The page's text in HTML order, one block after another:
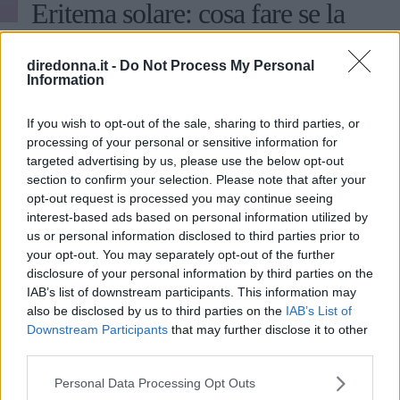
diredonna.it - Do Not Process My Personal
Information
If you wish to opt-out of the sale, sharing to third parties, or
processing of your personal or sensitive information for
targeted advertising by us, please use the below opt-out
section to confirm your selection. Please note that after your
opt-out request is processed you may continue seeing
interest-based ads based on personal information utilized by
us or personal information disclosed to third parties prior to
your opt-out. You may separately opt-out of the further
disclosure of your personal information by third parties on the
IAB’s list of downstream participants. This information may
also be disclosed by us to third parties on the IAB’s List of
Downstream Participants that may further disclose it to other
Please note that this website/app uses one or more Google
Personal Data Processing Opt Outs
Eritema solare: cosa fare se la
raggi UV
I sintomi e i rimedi più efficaci per l'eritema solare, ma
anche i consigli utili per prevenirlo e proteggere la tua
pelle dai raggi UV.
REDAZIONE DIREDONNA